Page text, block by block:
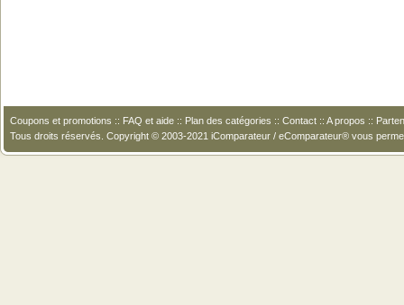
Coupons et promotions :: FAQ et aide :: Plan des catégories :: Contact :: A propos ::
Tous droits réservés. Copyright © 2003-2021 iComparateur / eComparateur® vous